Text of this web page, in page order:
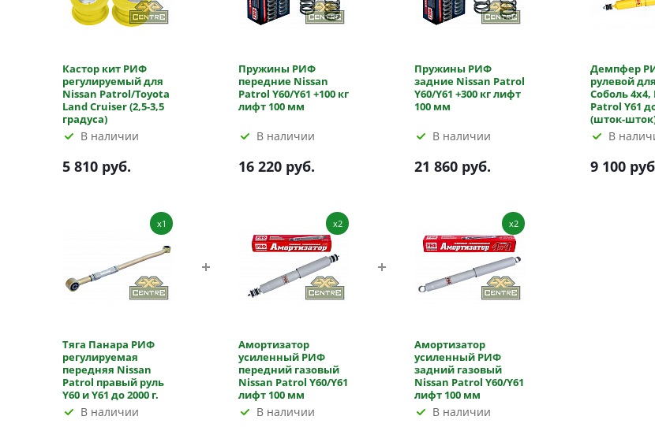
Кастор кит РИФ
регулируемый для
Nissan Patrol/Toyota
Land Cruiser (2,5-3,5
градуса)
В наличии
5 810 руб.
Пружины РИФ
передние Nissan
Patrol Y60/Y61 +100 кг
лифт 100 мм
В наличии
16 220 руб.
Пружины РИФ
задние Nissan Patrol
Y60/Y61 +300 кг лифт
100 мм
В наличии
21 860 руб.
Демпфер
рулевой
Соболь 4х4,
Patrol Y61
(шток-
В
9 100
x1
Тяга Панара РИФ
регулируемая
передняя Nissan
Patrol правый руль
Y60 и Y61 до 2000 г.
В наличии
x2
Амортизатор
усиленный РИФ
передний газовый
Nissan Patrol Y60/Y61
лифт 100 мм
В наличии
x2
Амортизатор
усиленный РИФ
задний газовый
Nissan Patrol Y60/Y61
лифт 100 мм
В наличии